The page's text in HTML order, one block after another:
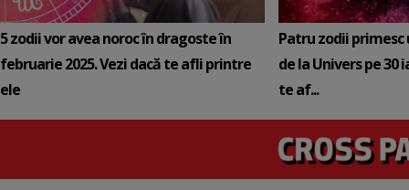
5 zodii vor avea noroc în dragoste în
februarie 2025. Vezi dacă te afli printre
ele
Patru zodii primesc
de la Univers pe 30
te af...